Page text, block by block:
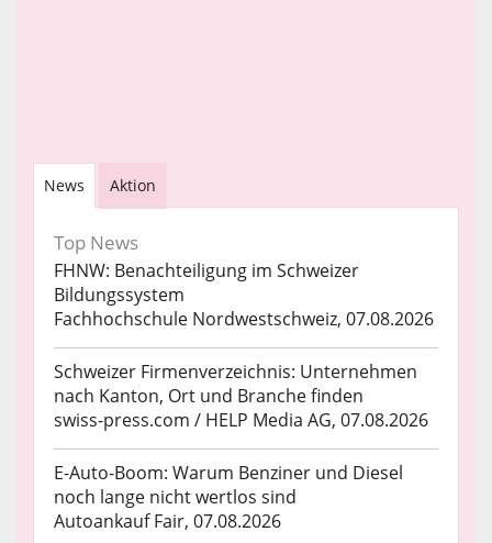
News Aktion
Top News
FHNW: Benachteiligung im Schweizer
Bildungssystem
Fachhochschule Nordwestschweiz, 07.08.2026
Schweizer Firmenverzeichnis: Unternehmen
nach Kanton, Ort und Branche finden
swiss-press.com / HELP Media AG, 07.08.2026
E-Auto-Boom: Warum Benziner und Diesel
noch lange nicht wertlos sind
Autoankauf Fair, 07.08.2026